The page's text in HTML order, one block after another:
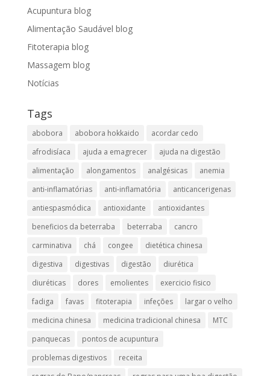
Acupuntura blog
Alimentação Saudável blog
Fitoterapia blog
Massagem blog
Notícias
Tags
abobora abobora hokkaido
acordar cedo
afrodisíaca
ajuda a emagrecer
ajuda na digestão
alimentação
alongamentos analgésicas
anemia
anti-inflamatórias
anti-inflamatória​
anticancerigenas
antiespasmódica
antioxidante
antioxidantes
beneficios da beterraba
beterraba
cancro
carminativa
chá congee
dietética chinesa
digestiva
digestivas digestão
diurética
diuréticas​
dores emolientes
exercicio fisico
fadiga
favas fitoterapia infeções
largar o velho
medicina chinesa
medicina tradicional chinesa
MTC
panquecas
pontos de acupuntura
problemas digestivos
receita